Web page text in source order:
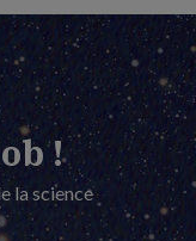
!
la science